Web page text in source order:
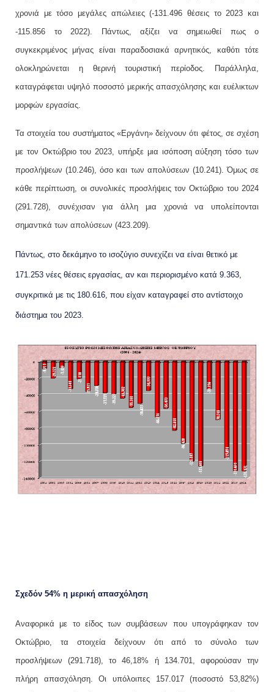
χρονιά με τόσο μεγάλες απώλειες (-131.496 θέσεις το 2023 και
-115.856 το 2022). Πάντως, αξίζει να σημειωθεί πως ο
συγκεκριμένος μήνας είναι παραδοσιακά αρνητικός, καθότι τότε
ολοκληρώνεται η θερινή τουριστική περίοδος. Παράλληλα,
καταγράφεται υψηλό ποσοστό μερικής απασχόλησης και ευέλικτων
μορφών εργασίας.
Τα στοιχεία του συστήματος «Εργάνη» δείχνουν ότι φέτος, σε σχέση
με τον Οκτώβριο του 2023, υπήρξε μια ισόποση αύξηση τόσο των
προσλήψεων (10.246), όσο και των απολύσεων (10.241). Όμως σε
κάθε περίπτωση, οι συνολικές προσλήψεις τον Οκτώβριο του 2024
(291.728), συνέχισαν για άλλη μια χρονιά να υπολείπονται
σημαντικά των απολύσεων (423.209).
Πάντως, στο δεκάμηνο το ισοζύγιο συνεχίζει να είναι θετικό με
171.253 νέες θέσεις εργασίας, αν και περιορισμένο κατά 9.363,
συγκριτικά με τις 180.616, που είχαν καταγραφεί στο αντίστοιχο
διάστημα του 2023.
Σχεδόν 54% η μερική απασχόληση
Αναφορικά με το είδος των συμβάσεων που υπογράφηκαν τον
Οκτώβριο, τα στοιχεία δείχνουν ότι από το σύνολο των
προσλήψεων (291.718), το 46,18% ή 134.701, αφορούσαν την
πλήρη απασχόληση. Οι υπόλοιπες 157.017 (ποσοστό 53,82%)